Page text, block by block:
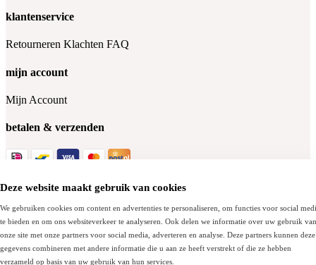
Deze website maakt gebruik van cookies
We gebruiken cookies om content en advertenties te personaliseren, om functies voor social
te bieden en om ons websiteverkeer te analyseren. Ook delen we informatie over uw gebruik van
onze site met onze partners voor social media, adverteren en analyse. Deze partners kunnen deze
gegevens combineren met andere informatie die u aan ze heeft verstrekt of die ze hebben
verzameld op basis van uw gebruik van hun services.
klantenservice
Retourneren Klachten FAQ
mijn account
Mijn Account
betalen & verzenden
Socials
© Bergmansoutlet.com - 2026